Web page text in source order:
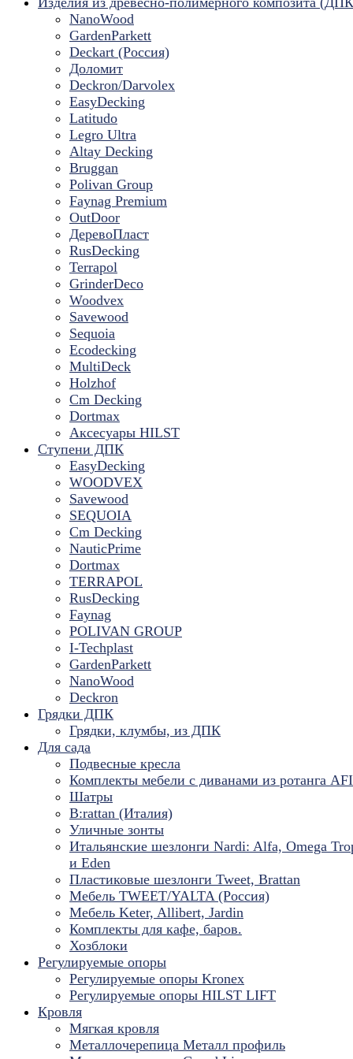
NanoWood
GardenParkett
Deckart (Россия)
Доломит
Deckron/Darvolex
EasyDecking
Latitudo
Legro Ultra
Altay Decking
Bruggan
Polivan Group
Faynag Premium
OutDoor
ДеревоПласт
RusDecking
Terrapol
GrinderDeco
Woodvex
Savewood
Sequoia
Ecodecking
MultiDeck
Holzhof
Cm Decking
Dortmax
Аксесуары HILST
Ступени ДПК
EasyDecking
WOODVEX
Savewood
SEQUOIA
Cm Decking
NauticPrime
Dortmax
TERRAPOL
RusDecking
Faynag
POLIVAN GROUP
I-Techplast
GardenParkett
NanoWood
Deckron
Грядки ДПК
Грядки, клумбы, из ДПК
Для сада
Подвесные кресла
Комплекты мебели с диванами из ротанга
Шатры
B:rattan (Италия)
Уличные зонты
Итальянские шезлонги Nardi: Alfa, Omega
и Eden
Пластиковые шезлонги Tweet, Brattan
Мебель TWEET/YALTA (Россия)
Мебель Keter, Allibert, Jardin
Комплекты для кафе, баров.
Хозблоки
Регулируемые опоры
Регулируемые опоры Kronex
Регулируемые опоры HILST LIFT
Кровля
Мягкая кровля
Металлочерепица Металл профиль